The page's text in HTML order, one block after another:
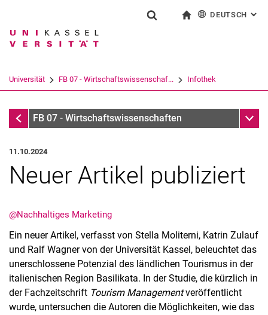
Springe direkt zu: Inhalt
Springe direkt zu: Suche
Springe direkt zu:
Suchbegriff
Suchen (öffnet externen Link in einem
DEUTSCH :
Universität FB 07 - Wirtschaftswissenschaf... Infothek
InfothekFB 07 - Wirtschaftswissenschaften
11.10.2024
Neuer Artikel publiziert
@Nachhaltiges Marketing
Ein neuer Artikel, verfasst von Stella Moliterni, Katrin Zulauf
und Ralf Wagner von der Universität Kassel, beleuchtet das
unerschlossene Potenzial des ländlichen Tourismus in der
italienischen Region Basilikata. In der Studie, die kürzlich in
der Fachzeitschrift Tourism Managementveröffentlicht
wurde, untersuchen die Autoren die Möglichkeiten, wie das